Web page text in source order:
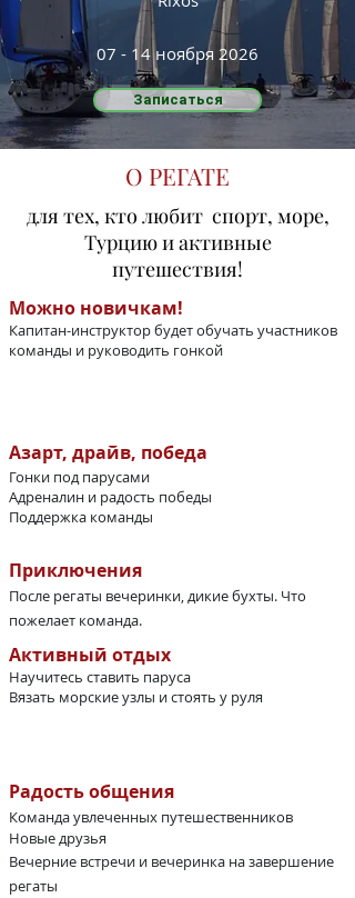
07 - 14 ноября 2026
Записаться
О РЕГАТЕ
для тех, кто любит спорт, море,
Турцию и активные
путешествия!
Можно новичкам!
Капитан-инструктор будет обучать участников
команды и руководить гонкой
Азарт, драйв, победа
Гонки под парусами
Адреналин и радость победы
Поддержка команды
Приключения
После регаты вечеринки, дикие бухты. Что
пожелает команда.
Активный отдых
Научитесь ставить паруса
Вязать морские узлы​ и стоять у руля
Радость общения
Команда увлеченных путешественников
Новые друзья
Вечерние встречи и вечеринка на завершение
регаты